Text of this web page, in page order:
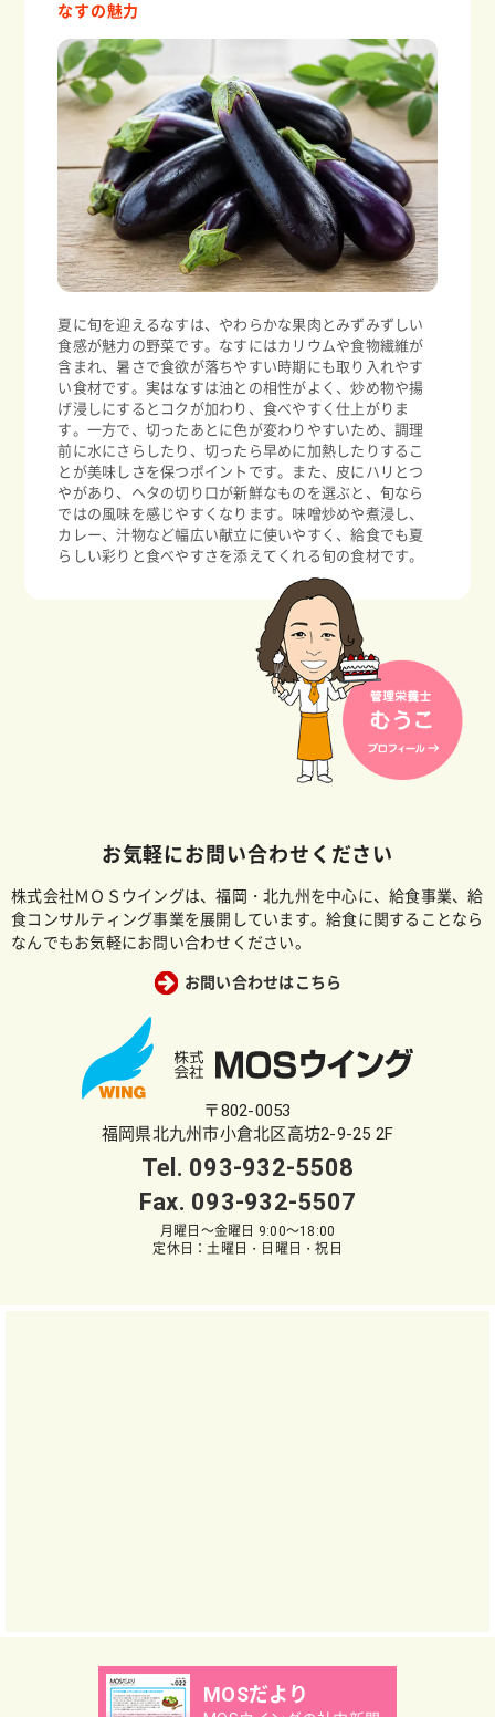
なすの魅力
夏に旬を迎えるなすは、やわらかな果肉とみずみずしい
食感が魅力の野菜です。なすにはカリウムや食物繊維が
含まれ、暑さで食欲が落ちやすい時期にも取り入れやす
い食材です。実はなすは油との相性がよく、炒め物や揚
げ浸しにするとコクが加わり、食べやすく仕上がりま
す。一方で、切ったあとに色が変わりやすいため、調理
前に水にさらしたり、切ったら早めに加熱したりするこ
とが美味しさを保つポイントです。また、皮にハリとつ
やがあり、ヘタの切り口が新鮮なものを選ぶと、旬なら
ではの風味を感じやすくなります。味噌炒めや煮浸し、
カレー、汁物など幅広い献立に使いやすく、給食でも夏
らしい彩りと食べやすさを添えてくれる旬の食材です。
お気軽にお問い合わせください
株式会社ＭＯＳウイングは、福岡・北九州を中心に、給食事業、給
食コンサルティング事業を展開しています。給食に関することなら
なんでもお気軽にお問い合わせください。
お問い合わせはこちら
〒802-0053
福岡県北九州市小倉北区高坊2-9-25 2F
Tel. 093-932-5508
Fax. 093-932-5507
月曜日～金曜日 9:00～18:00
定休日：土曜日・日曜日・祝日
MOSだより